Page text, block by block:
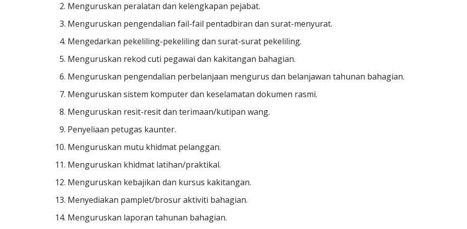
Menguruskan peralatan dan kelengkapan pejabat.
Menguruskan pengendalian fail-fail pentadbiran dan surat-menyurat.
Mengedarkan pekeliling-pekeliling dan surat-surat pekeliling.
Menguruskan rekod cuti pegawai dan kakitangan bahagian.
Menguruskan pengendalian perbelanjaan mengurus dan belanjawan tahunan bahagian.
Menguruskan sistem komputer dan keselamatan dokumen rasmi.
Menguruskan resit-resit dan terimaan/kutipan wang.
Penyeliaan petugas kaunter.
Menguruskan mutu khidmat pelanggan.
Menguruskan khidmat latihan/praktikal.
Menguruskan kebajikan dan kursus kakitangan.
Menyediakan pamplet/brosur aktiviti bahagian.
Menguruskan laporan tahunan bahagian.